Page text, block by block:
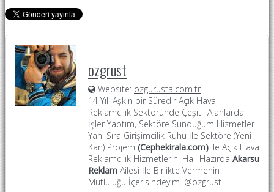
ozgrust
Website: ozgurusta.com.tr
14 Yılı Aşkın bir Süredir Açık Hava
Reklamcılık Sektöründe Çeşitli Alanlarda
İşler Yaptım, Sektöre Sunduğum Hizmetler
Yanı Sıra Girişimcilik Ruhu İle Sektöre (Yeni
Kan) Projem (Cephekirala.com) ile Açık Hava
Reklamcılık Hizmetlerini Hali Hazırda Akarsu
Reklam Ailesi İle Birlikte Vermenin
Mutluluğu İçerisindeyim. @ozgrust